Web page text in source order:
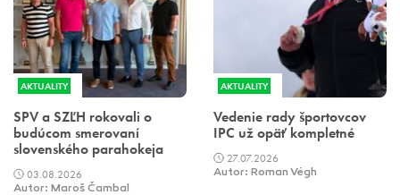
AKTUALITY
SPV a SZĽH rokovali o
budúcom smerovaní
slovenského parahokeja
03.08.2026
Autor: Maroš Čambal
AKTUALITY
Vedenie rady športovcov
IPC už opäť kompletné
27.07.2026
Autor: Roman Végh